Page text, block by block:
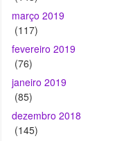
março 2019
(117)
fevereiro 2019
(76)
janeiro 2019
(85)
dezembro 2018
(145)